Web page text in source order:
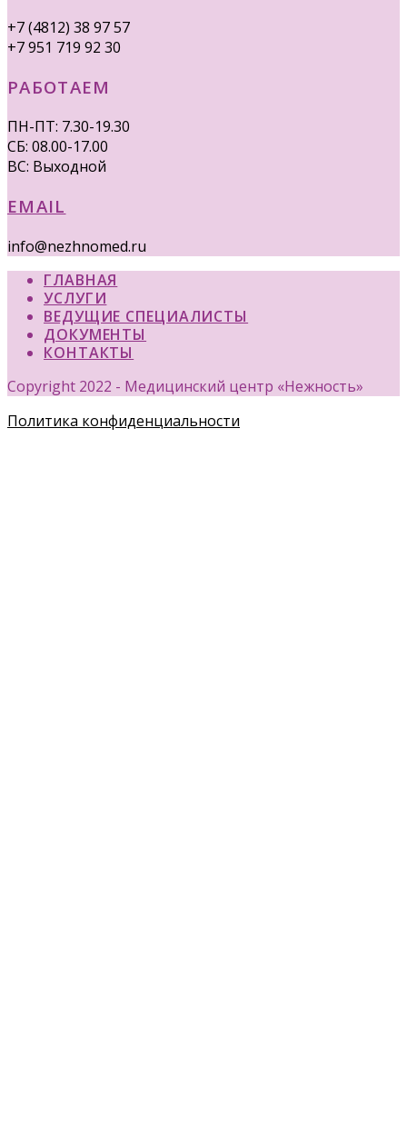
+7 (4812) 38 97 57
+7 951 719 92 30
РАБОТАЕМ
ПН-ПТ: 7.30-19.30
СБ: 08.00-17.00
ВС: Выходной
EMAIL
info@nezhnomed.ru
ГЛАВНАЯ
УСЛУГИ
ВЕДУЩИЕ СПЕЦИАЛИСТЫ
ДОКУМЕНТЫ
КОНТАКТЫ
Copyright 2022 - Медицинский центр «Нежность»
Политика конфиденциальности